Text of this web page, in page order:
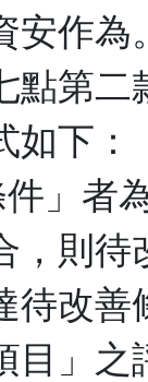
安作為
點第二
如下：
」者
，則待
待改善
目」之